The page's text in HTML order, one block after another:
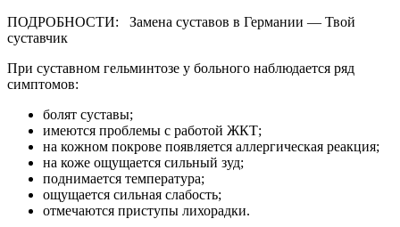
ПОДРОБНОСТИ: Замена суставов в Германии — Твой
суставчик
При суставном гельминтозе у больного наблюдается ряд
симптомов:
болят суставы;
имеются проблемы с работой ЖКТ;
на кожном покрове появляется аллергическая реакция;
на коже ощущается сильный зуд;
поднимается температура;
ощущается сильная слабость;
отмечаются приступы лихорадки.